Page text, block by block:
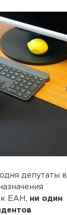
депутаты в
ЕАН, ни один